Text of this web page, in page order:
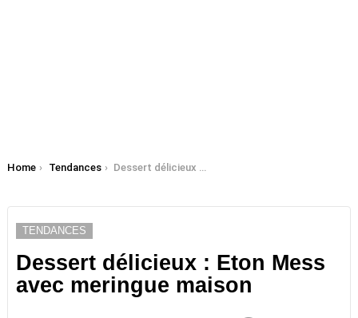
You are here:
Home Tendances Dessert délicieux : Eton Mess avec meringue maison
TENDANCES
Dessert délicieux : Eton Mess
avec meringue maison